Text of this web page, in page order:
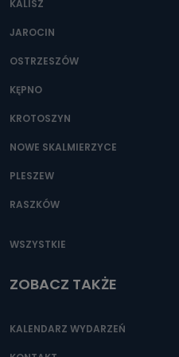
Można to zrobić pod numerem
KALISZ
JAROCIN
OSTRZESZÓW
KĘPNO
KROTOSZYN
NOWE SKALMIERZYCE
PLESZEW
RASZKÓW
WSZYSTKIE
ZOBACZ TAKŻE
KALENDARZ WYDARZEŃ